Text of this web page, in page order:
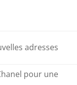
adresses
pour une